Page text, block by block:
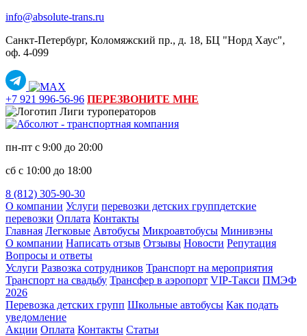
info@absolute-trans.ru
Санкт-Петербург, Коломяжский пр., д. 18, БЦ "Норд Хаус",
оф. 4‑099
+7 921 996-56-96 ПЕРЕЗВОНИТЕ МНЕ
пн-пт с 9:00 до 20:00
сб с 10:00 до 18:00
8 (812) 305-90-30
О компании Услуги перевозки детских группдетские
перевозки Оплата Контакты
Главная Легковые Автобусы Микроавтобусы Минивэны
О компании Написать отзыв Отзывы Новости Репутация
Вопросы и ответы
Услуги Развозка сотрудников Транспорт на мероприятия
Транспорт на свадьбу Трансфер в аэропорт VIP-Такси ПМЭФ
2026
Перевозка детских групп Школьные автобусы Как подать
уведомление
Акции Оплата Контакты Статьи